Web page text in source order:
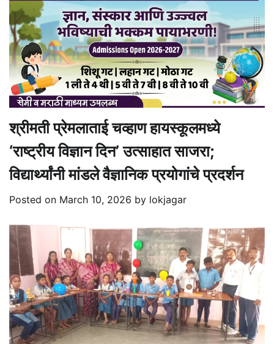
श्रीमती प्रेमलाताई चव्हाण हायस्कूलमध्ये
‘राष्ट्रीय विज्ञान दिन’ उत्साहात साजरा;
विद्यार्थ्यांनी मांडले वैज्ञानिक प्रयोगांचे प्रदर्शन
Posted on March 10, 2026 by lokjagar